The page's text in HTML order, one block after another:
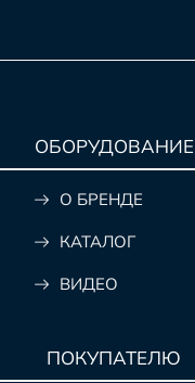
ОБОРУДОВАНИЕ
О БРЕНДЕ
КАТАЛОГ
ВИДЕО
ПОКУПАТЕЛЮ